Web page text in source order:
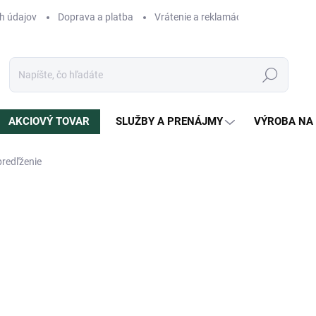
údajov Doprava a platba Vrátenie a reklamácia
Hľadať
AKCIOVÝ TOVAR SLUŽBY A PRENÁJMY VÝROBA NA